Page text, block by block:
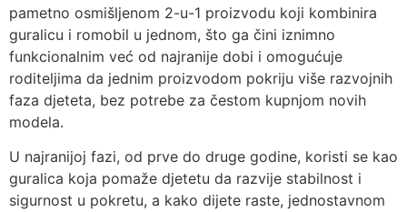
pametno osmišljenom 2-u-1 proizvodu koji kombinira
guralicu i romobil u jednom, što ga čini iznimno
funkcionalnim već od najranije dobi i omogućuje
roditeljima da jednim proizvodom pokriju više razvojnih
faza djeteta, bez potrebe za čestom kupnjom novih
modela.
U najranijoj fazi, od prve do druge godine, koristi se kao
guralica koja pomaže djetetu da razvije stabilnost i
sigurnost u pokretu, a kako dijete raste, jednostavnom